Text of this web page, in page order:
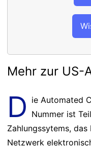
Mehr zur US-
D ie Automated
Nummer ist
Zahlungssytems,
Netzwerk